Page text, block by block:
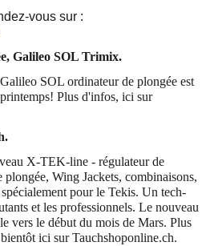
vous sur :
Galileo SOL Trimix.
SOL ordinateur de plongée est
Plus d'infos, ici sur
X-TEK-line - régulateur de
plongée, Wing Jackets, combinaisons,
pour le Tekis. Un tech-
et les professionnels. Le nouveau
vers le début du mois de Mars. Plus
ici sur Tauchshoponline.ch.